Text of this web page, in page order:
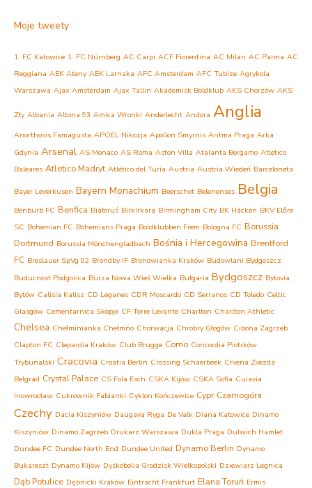
Moje tweety
1. FC Katowice 1. FC Nürnberg AC Carpi ACF Fiorentina AC Milan AC Parma AC
Reggiana AEK Ateny AEK Larnaka AFC Amsterdam AFC Tubize Agrykola
Warszawa Ajax Amsterdam Ajax Tallin Akademisk Boldklub AKS Chorzów AKS
Zły Albania Altona 93 Amica Wronki Anderlecht Andora Anglia
Anorthosis Famagusta APOEL Nikozja Apollon Smyrnis Aritma Praga Arka
Gdynia Arsenal AS Monaco AS Roma Aston Villa Atalanta Bergamo Atletico
Baleares Atletico Madryt Atlético del Turia Austria Austria Wiedeń Barceloneta
Bayer Leverkusen Bayern Monachium Beerschot Belenenses Belgia
Benburb FC Benfica Białoruś Birkirkara Birmingham City BK Häcken BKV Előre
SC Bohemian FC Bohemians Praga Boldklubben Frem Bologna FC Borussia
Dortmund Borussia Mönchengladbach Bośnia i Hercegowina Brentford
FC Breslauer SpVg 02 Brondby IF Bronowianka Kraków Budowlani Bydgoszcz
Buducnost Podgorica Burza Nowa Wieś Wielka Bułgaria Bydgoszcz Bytovia
Bytów Calisia Kalisz CD Leganes CDR Moscardo CD Serranos CD Toledo Celtic
Glasgow Cementarnica Skopje CF Torre Levante Charlton Charlton Athletic
Chelsea Chełminianka Chełmno Chorwacja Chrobry Głogów Cibona Zagrzeb
Clapton FC Clepardia Kraków Club Brugge Como Concordia Piotrków
Trybunalski Cracovia Croatia Berlin Crossing Schaerbeek Crvena Zvezda
Belgrad Crystal Palace CS Fola Esch CSKA Kijów CSKA Sofia Cuiavia
Inowrocław Cukrownik Fabianki Cyklon Kończewice Cypr Czarnogóra
Czechy Dacia Kiszyniów Daugava Ryga De Valk Diana Katowice Dinamo
Kiszyniów Dinamo Zagrzeb Drukarz Warszawa Dukla Praga Dulwich Hamlet
Dundee FC Dundee North End Dundee United Dynamo Berlin Dynamo
Bukareszt Dynamo Kijów Dyskobolia Grodzisk Wielkopolski Dziewiarz Legnica
Dąb Potulice Dębnicki Kraków Eintracht Frankfurt Elana Toruń Ermis